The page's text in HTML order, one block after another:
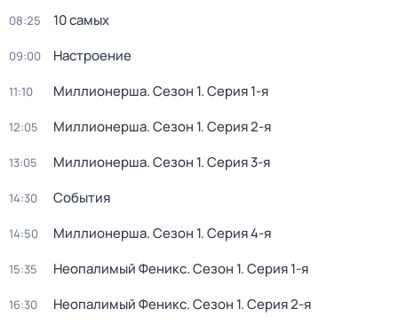
08:25 10 самых
09:00 Настроение
11:10 Миллионерша. Сезон 1. Серия 1-я
12:05 Миллионерша. Сезон 1. Серия 2-я
13:05 Миллионерша. Сезон 1. Серия 3-я
14:30 События
14:50 Миллионерша. Сезон 1. Серия 4-я
15:35 Неопалимый Феникс. Сезон 1. Серия 1-я
16:30 Неопалимый Феникс. Сезон 1. Серия 2-я